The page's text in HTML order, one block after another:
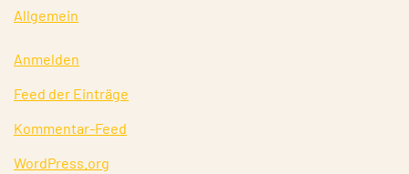
Allgemein
Anmelden
Feed der Einträge
Kommentar-Feed
WordPress.org